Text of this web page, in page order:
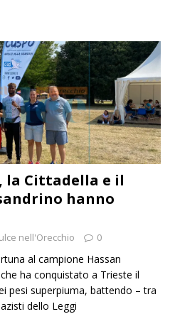
la Cittadella e il
hanno
nell'Orecchio 0
al campione Hassan
ha conquistato a Trieste il
pesi superpiuma, battendo – tra
dello Leggi